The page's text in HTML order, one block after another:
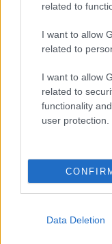
related to
I want to allow
related to
I want to allow
related to
functionality
user protection.
Data Deletion
Έχω